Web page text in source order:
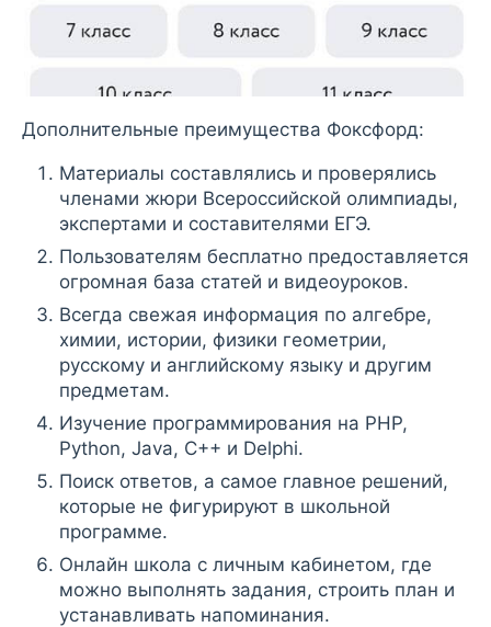
Дополнительные преимущества Фоксфорд:
Материалы составлялись и проверялись
членами жюри Всероссийской олимпиады,
экспертами и составителями ЕГЭ.
Пользователям бесплатно предоставляется
огромная база статей и видеоуроков.
Всегда свежая информация по алгебре,
химии, истории, физики геометрии,
русскому и английскому языку и другим
предметам.
Изучение программирования на PHP,
Python, Java, C++ и Delphi.
Поиск ответов, а самое главное решений,
которые не фигурируют в школьной
программе.
Онлайн школа с личным кабинетом, где
можно выполнять задания, строить план и
устанавливать напоминания.